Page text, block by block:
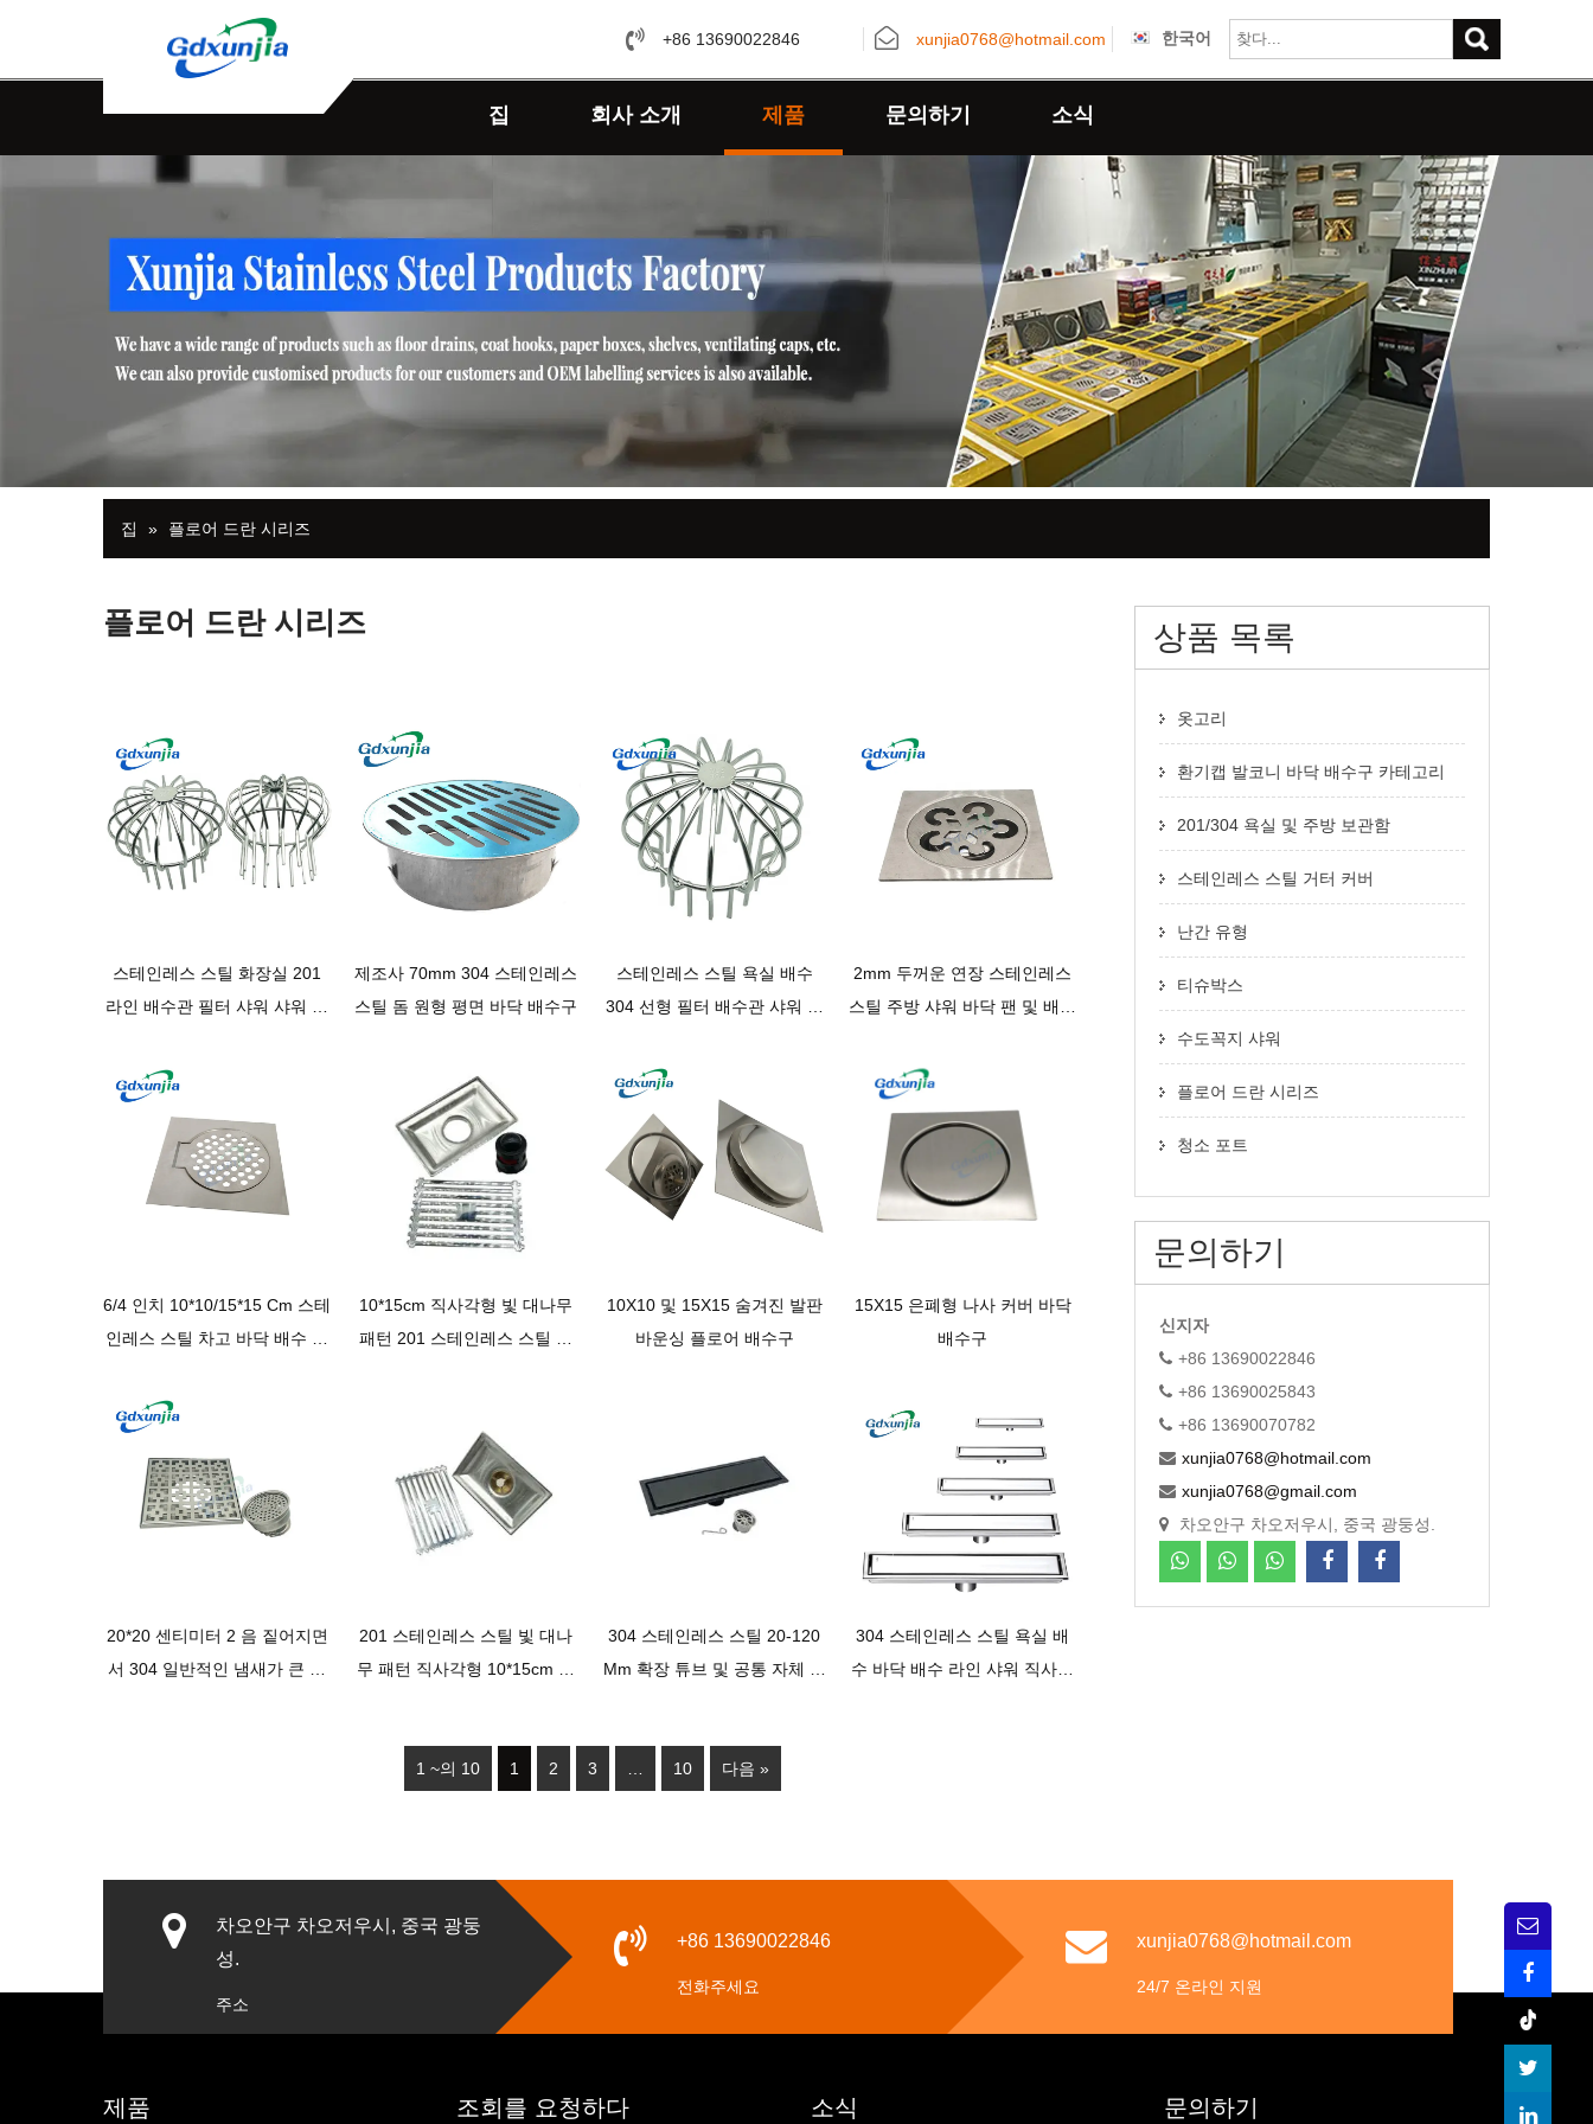
+86 13690022846 xunjia0768@hotmail.com 한국어
집 회사 소개 제품 문의하기 소식
집 » 플로어 드란 시리즈
플로어 드란 시리즈
스테인레스 스틸 화장실 201
라인 배수관 필터 샤워 샤워 배
제조사 70mm 304 스테인레스
스틸 돔 원형 평면 바닥 배수구
스테인레스 스틸 욕실 배수
304 선형 필터 배수관 샤워 샤
2mm 두꺼운 연장 스테인레스
스틸 주방 샤워 바닥 팬 및 배수
6/4 인치 10*10/15*15 Cm 스테
인레스 스틸 차고 바닥 ​​배수 탭
10*15cm 직사각형 빛 대나무
패턴 201 스테인레스 스틸 주
10X10 및 15X15 숨겨진 발판
바운싱 플로어 배수구
15X15 은폐형 나사 커버 바닥
배수구
20*20 센티미터 2 음 짙어지면
서 304 일반적인 냄새가 큰 흐
201 스테인레스 스틸 빛 대나
무 패턴 직사각형 10*15cm 욕
304 스테인레스 스틸 20-120
Mm 확장 튜브 및 공통 자체 밀
배수구
304 스테인레스 스틸 욕실 배
수 바닥 배수 라인 샤워 직사각
1 ~의 10
1 2 3 10 다음 »
상품 목록
옷고리
환기캡 발코니 바닥 배수구 카테고리
201/304 욕실 및 주방 보관함
스테인레스 스틸 거터 커버
난간 유형
티슈박스
수도꼭지 샤워
플로어 드란 시리즈
청소 포트
문의하기
신지자
+86 13690022846
+86 13690025843
+86 13690070782
xunjia0768@hotmail.com
xunjia0768@gmail.com
차오안구 차오저우시, 중국 광둥성.
차오안구 차오저우시, 중국 광둥
성.
주소
+86 13690022846
전화주세요
xunjia0768@hotmail.com
24/7 온라인 지원
제품 조회를 요청하다 소식 문의하기